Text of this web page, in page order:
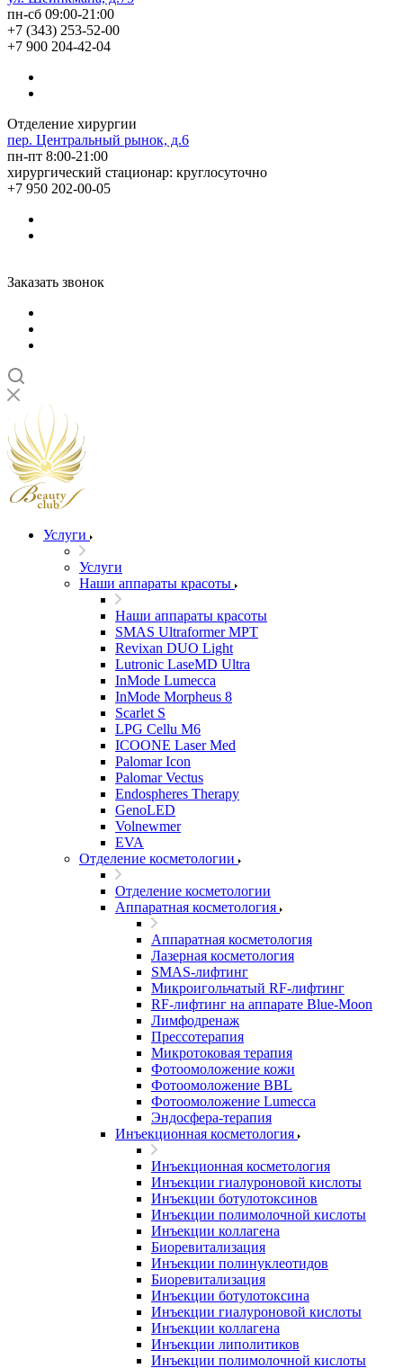
пн-сб 09:00-21:00
+7 (343) 253-52-00
+7 900 204-42-04
Отделение хирургии
пер. Центральный рынок, д.6
пн-пт 8:00-21:00
хирургический стационар: круглосуточно
+7 950 202-00-05
Заказать звонок
Услуги
Услуги
Наши аппараты красоты
Наши аппараты красоты
SMAS Ultraformer MPT
Revixan DUO Light
Lutronic LaseMD Ultra
InMode Lumecca
InMode Morpheus 8
Scarlet S
LPG Cellu M6
ICOONE Laser Med
Palomar Icon
Palomar Vectus
Endospheres Therapy
GenoLED
Volnewmer
EVA
Отделение косметологии
Отделение косметологии
Аппаратная косметология
Аппаратная косметология
Лазерная косметология
SMAS-лифтинг
Микроигольчатый RF-лифтинг
RF-лифтинг на аппарате Blue-Moon
Лимфодренаж
Прессотерапия
Микротоковая терапия
Фотоомоложение кожи
Фотоомоложение BBL
Фотоомоложение Lumecca
Эндосфера-терапия
Инъекционная косметология
Инъекционная косметология
Инъекции гиалуроновой кислоты
Инъекции ботулотоксинов
Инъекции полимолочной кислоты
Инъекции коллагена
Биоревитализация
Инъекции полинуклеотидов
Биоревитализация
Инъекции ботулотоксина
Инъекции гиалуроновой кислоты
Инъекции коллагена
Инъекции липолитиков
Инъекции полимолочной кислоты